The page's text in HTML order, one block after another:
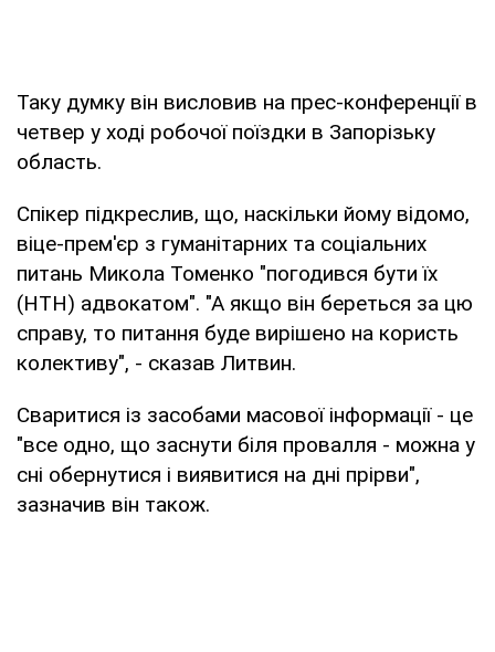
Таку думку він висловив на прес-конференції в
четвер у ході робочої поїздки в Запорізьку
область.
Спікер підкреслив, що, наскільки йому відомо,
віце-прем'єр з гуманітарних та соціальних
питань Микола Томенко "погодився бути їх
(НТН) адвокатом". "А якщо він береться за цю
справу, то питання буде вирішено на користь
колективу", - сказав Литвин.
Сваритися із засобами масової інформації - це
"все одно, що заснути біля провалля - можна у
сні обернутися і виявитися на дні прірви",
зазначив він також.